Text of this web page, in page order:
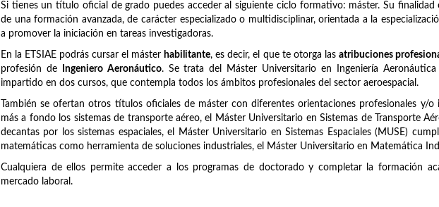
Si tienes un título oficial de grado puedes acceder al siguiente ciclo formativo: máster. Su finalidad
de una formación avanzada, de carácter especializado o multidisciplinar, orientada a la
a promover la iniciación en tareas investigadoras.
En la ETSIAE podrás cursar el máster habilitante, es decir, el que te otorga las atribuciones
profesión de
Ingeniero Aeronáutico. Se trata del Máster Universitario en Ingeniería
impartido en dos cursos, que contempla todos los ámbitos profesionales del sector aeroespacial.
También se ofertan otros títulos oficiales de máster con diferentes orientaciones profesionales y/o
más a fondo los sistemas de transporte aéreo, el Máster Universitario en Sistemas de Transporte
decantas por los sistemas espaciales, el Máster Universitario en Sistemas Espaciales (MUSE)
matemáticas como herramienta de soluciones industriales, el Máster Universitario en Matemática
Cualquiera de ellos permite acceder a los programas de doctorado y completar la formación
mercado laboral.